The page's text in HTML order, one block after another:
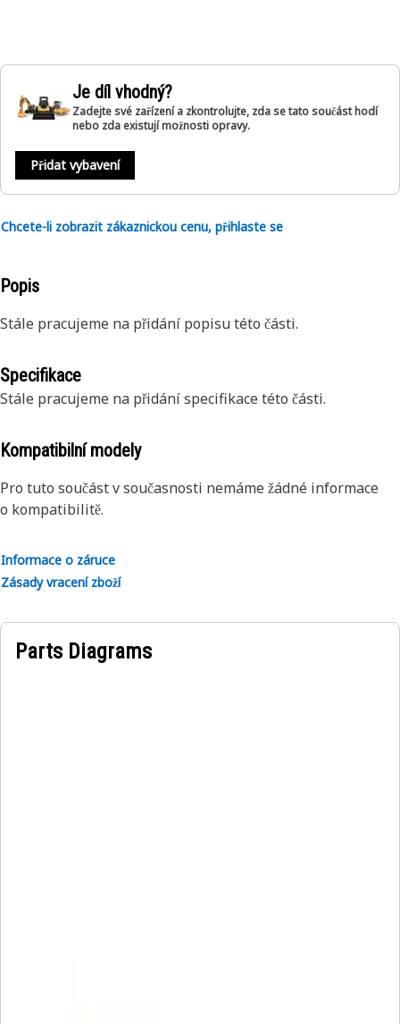
Je díl vhodný?
Zadejte své zařízení a zkontrolujte, zda se tato součást hodí
nebo zda existují možnosti opravy.
Přidat vybavení
Chcete-li zobrazit zákaznickou cenu, přihlaste se
Popis
Stále pracujeme na přidání popisu této části.
Specifikace
Stále pracujeme na přidání specifikace této části.
Kompatibilní modely
Pro tuto součást v současnosti nemáme žádné informace
o kompatibilitě.
Informace o záruce
Zásady vracení zboží
Parts Diagrams